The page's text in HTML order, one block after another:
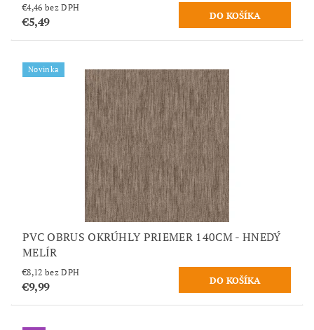
€4,46 bez DPH
€5,49
Novinka
PVC OBRUS OKRÚHLY PRIEMER 140CM - HNEDÝ
MELÍR
€8,12 bez DPH
€9,99